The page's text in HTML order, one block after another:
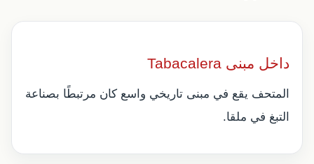
داخل مبنى Tabacalera
المتحف يقع في مبنى تاريخي واسع كان مرتبطًا بصناعة
التبغ في ملقا.